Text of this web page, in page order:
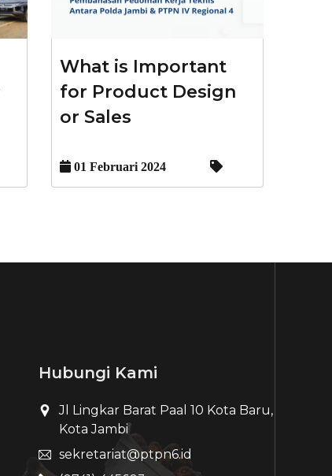
What is Important
for Product Design
or Sales
01 Februari 2024
Hubungi Kami
Jl Lingkar Barat Paal 10 Kota Baru,
Kota Jambi
sekretariat@ptpn6.id